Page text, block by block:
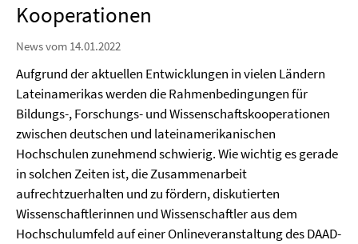
Kooperationen
News vom 14.01.2022
Aufgrund der aktuellen Entwicklungen in vielen Ländern
Lateinamerikas werden die Rahmenbedingungen für
Bildungs-, Forschungs- und Wissenschaftskooperationen
zwischen deutschen und lateinamerikanischen
Hochschulen zunehmend schwierig. Wie wichtig es gerade
in solchen Zeiten ist, die Zusammenarbeit
aufrechtzuerhalten und zu fördern, diskutierten
Wissenschaftlerinnen und Wissenschaftler aus dem
Hochschulumfeld auf einer Onlineveranstaltung des DAAD-